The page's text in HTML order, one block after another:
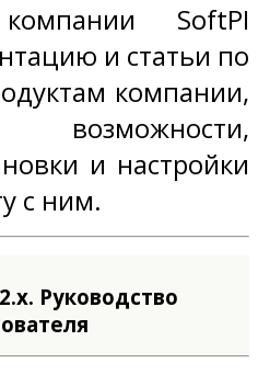
SoftPI
и статьи по
компании,
возможности,
и настройки
с ним.
Руководство